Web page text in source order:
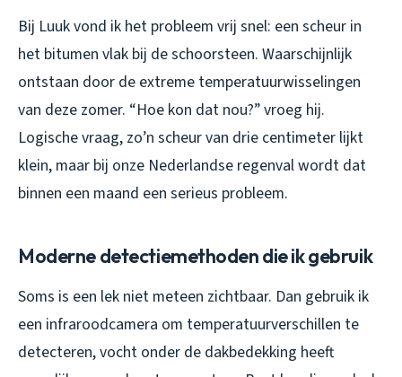
Bij Luuk vond ik het probleem vrij snel: een scheur in
het bitumen vlak bij de schoorsteen. Waarschijnlijk
ontstaan door de extreme temperatuurwisselingen
van deze zomer. “Hoe kon dat nou?” vroeg hij.
Logische vraag, zo’n scheur van drie centimeter lijkt
klein, maar bij onze Nederlandse regenval wordt dat
binnen een maand een serieus probleem.
Moderne detectiemethoden die ik gebruik
Soms is een lek niet meteen zichtbaar. Dan gebruik ik
een infraroodcamera om temperatuurverschillen te
detecteren, vocht onder de dakbedekking heeft